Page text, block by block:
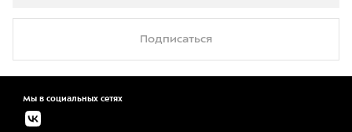
Подписаться
Мы в социальных сетях